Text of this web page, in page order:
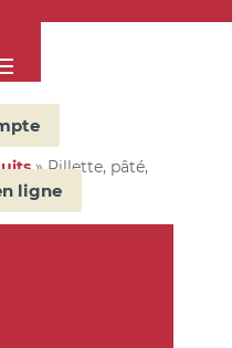
ligne
»Rillette, pâté,
?